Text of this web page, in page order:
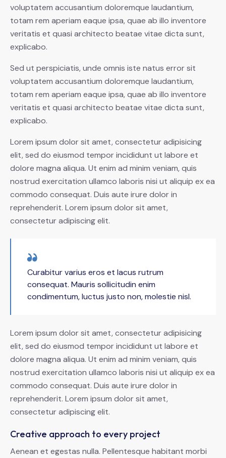
voluptatem accusantium doloremque laudantium,
totam rem aperiam eaque ipsa, quae ab illo inventore
veritatis et quasi architecto beatae vitae dicta sunt,
explicabo.
Sed ut perspiciatis, unde omnis iste natus error sit
voluptatem accusantium doloremque laudantium,
totam rem aperiam eaque ipsa, quae ab illo inventore
veritatis et quasi architecto beatae vitae dicta sunt,
explicabo.
Lorem ipsum dolor sit amet, consectetur adipisicing
elit, sed do eiusmod tempor incididunt ut labore et
dolore magna aliqua. Ut enim ad minim veniam, quis
nostrud exercitation ullamco laboris nisi ut aliquip ex ea
commodo consequat. Duis aute irure dolor in
reprehenderit. Lorem ipsum dolor sit amet,
consectetur adipiscing elit.
Curabitur varius eros et lacus rutrum
consequat. Mauris sollicitudin enim
condimentum, luctus justo non, molestie nisl.
Lorem ipsum dolor sit amet, consectetur adipisicing
elit, sed do eiusmod tempor incididunt ut labore et
dolore magna aliqua. Ut enim ad minim veniam, quis
nostrud exercitation ullamco laboris nisi ut aliquip ex ea
commodo consequat. Duis aute irure dolor in
reprehenderit. Lorem ipsum dolor sit amet,
consectetur adipiscing elit.
Creative approach to every project
Aenean et egestas nulla. Pellentesque habitant morbi